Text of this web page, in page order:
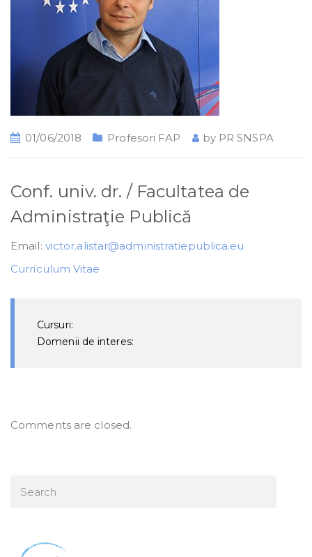
01/06/2018 Profesori FAP by PR SNSPA
Conf. univ. dr. / Facultatea de
Administraţie Publică
Email: victor.alistar@administratiepublica.eu
Curriculum Vitae
Cursuri:
Domenii de interes:
Comments are closed.